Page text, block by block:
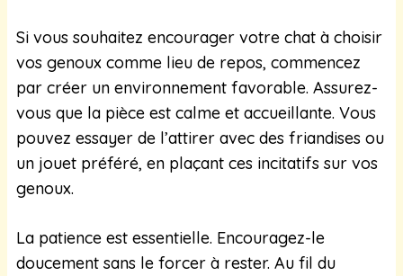
Si vous souhaitez encourager votre chat à choisir
vos genoux comme lieu de repos, commencez
par créer un environnement favorable. Assurez-
vous que la pièce est calme et accueillante. Vous
pouvez essayer de l’attirer avec des friandises ou
un jouet préféré, en plaçant ces incitatifs sur vos
genoux.
La patience est essentielle. Encouragez-le
doucement sans le forcer à rester. Au fil du